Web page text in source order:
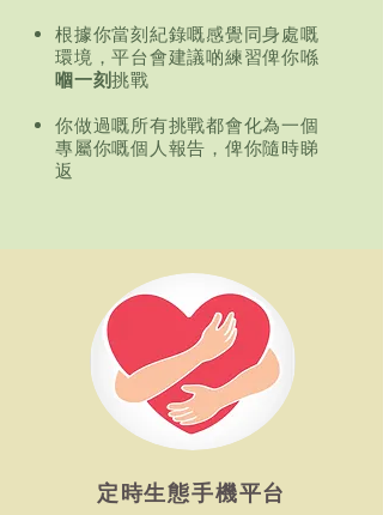
根據你當刻紀錄嘅感覺同身處嘅
環境，平台會建議啲練習俾你喺
嗰一刻挑戰
你做過嘅所有挑戰都會化為一個
專屬你嘅個人報告，俾你隨時睇
返
定時生態手機平台